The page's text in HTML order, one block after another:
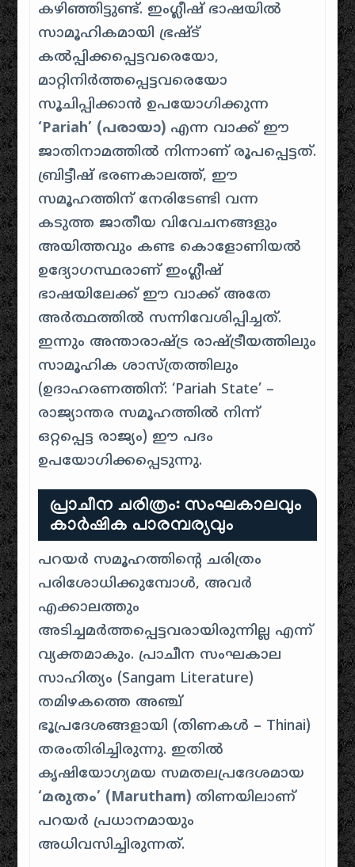
കഴിഞ്ഞിട്ടുണ്ട്. ഇംഗ്ലീഷ് ഭാഷയിൽ
സാമൂഹികമായി ഭ്രഷ്ട്
കൽപ്പിക്കപ്പെട്ടവരെയോ,
മാറ്റിനിർത്തപ്പെട്ടവരെയോ
സൂചിപ്പിക്കാൻ ഉപയോഗിക്കുന്ന
‘Pariah’ (പരായാ) എന്ന വാക്ക് ഈ
ജാതിനാമത്തിൽ നിന്നാണ് രൂപപ്പെട്ടത്.
ബ്രിട്ടീഷ് ഭരണകാലത്ത്, ഈ
സമൂഹത്തിന് നേരിടേണ്ടി വന്ന
കടുത്ത ജാതീയ വിവേചനങ്ങളും
അയിത്തവും കണ്ട കൊളോണിയൽ
ഉദ്യോഗസ്ഥരാണ് ഇംഗ്ലീഷ്
ഭാഷയിലേക്ക് ഈ വാക്ക് അതേ
അർത്ഥത്തിൽ സന്നിവേശിപ്പിച്ചത്.
ഇന്നും അന്താരാഷ്ട്ര രാഷ്ട്രീയത്തിലും
സാമൂഹിക ശാസ്ത്രത്തിലും
(ഉദാഹരണത്തിന്: ‘Pariah State’ –
രാജ്യാന്തര സമൂഹത്തിൽ നിന്ന്
ഒറ്റപ്പെട്ട രാജ്യം) ഈ പദം
ഉപയോഗിക്കപ്പെടുന്നു.
പ്രാചീന ചരിത്രം: സംഘകാലവും
കാർഷിക പാരമ്പര്യവും
പറയർ സമൂഹത്തിന്റെ ചരിത്രം
പരിശോധിക്കുമ്പോൾ, അവർ
എക്കാലത്തും
അടിച്ചമർത്തപ്പെട്ടവരായിരുന്നില്ല എന്ന്
വ്യക്തമാകും. പ്രാചീന സംഘകാല
സാഹിത്യം (Sangam Literature)
തമിഴകത്തെ അഞ്ച്
ഭൂപ്രദേശങ്ങളായി (തിണകൾ – Thinai)
തരംതിരിച്ചിരുന്നു. ഇതിൽ
കൃഷിയോഗ്യമയ സമതലപ്രദേശമായ
‘മരുതം’ (Marutham) തിണയിലാണ്
പറയർ പ്രധാനമായും
അധിവസിച്ചിരുന്നത്.